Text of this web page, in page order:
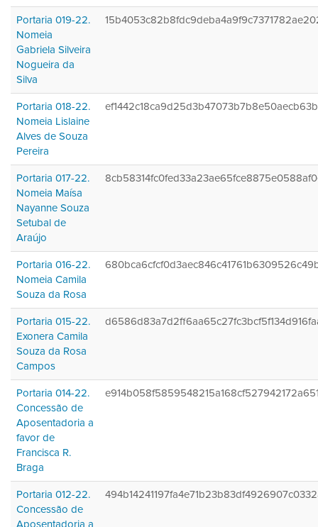
Portaria 019-22.
Nomeia
Gabriela Silveira
Nogueira da
Silva
Portaria 018-22.
Nomeia Lislaine
Alves de Souza
Pereira
Portaria 017-22.
Nomeia Maísa
Nayanne Souza
Setubal de
Araújo
Portaria 016-22.
Nomeia Camila
Souza da Rosa
Portaria 015-22.
Exonera Camila
Souza da Rosa
Campos
Portaria 014-22.
Concessão de
Aposentadoria a
favor de
Francisca R.
Braga
Portaria 012-22.
Concessão de
Aposentadoria a